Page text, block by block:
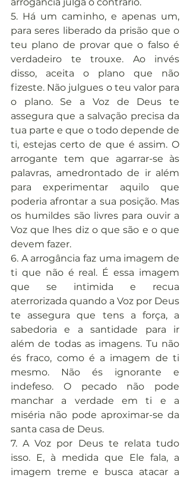
5. Há um caminho, e apenas um,
para seres liberado da prisão que o
teu plano de provar que o falso é
verdadeiro te trouxe. Ao invés
disso, aceita o plano que não
fizeste. Não julgues o teu valor para
o plano. Se a Voz de Deus te
assegura que a salvação precisa da
tua parte e que o todo depende de
ti, estejas certo de que é assim. O
arrogante tem que agarrar-se às
palavras, amedrontado de ir além
para experimentar aquilo que
poderia afrontar a sua posição. Mas
os humildes são livres para ouvir a
Voz que lhes diz o que são e o que
devem fazer.
6. A arrogância faz uma imagem de
ti que não é real. É essa imagem
que se intimida e recua
aterrorizada quando a Voz por Deus
te assegura que tens a força, a
sabedoria e a santidade para ir
além de todas as imagens. Tu não
és fraco, como é a imagem de ti
mesmo. Não és ignorante e
indefeso. O pecado não pode
manchar a verdade em ti e a
miséria não pode aproximar-se da
santa casa de Deus.
7. A Voz por Deus te relata tudo
isso. E, à medida que Ele fala, a
imagem treme e busca atacar a